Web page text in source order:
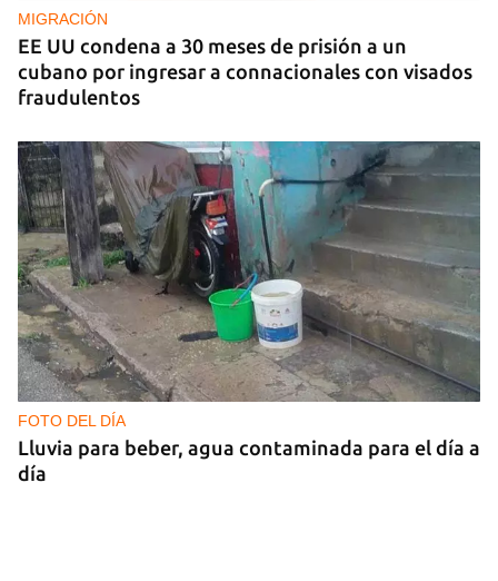
MIGRACIÓN
EE UU condena a 30 meses de prisión a un
cubano por ingresar a connacionales con visados
fraudulentos
FOTO DEL DÍA
Lluvia para beber, agua contaminada para el día a
día